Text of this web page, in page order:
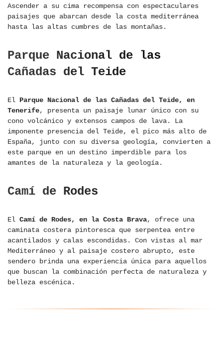
Ascender a su cima recompensa con espectaculares
paisajes que abarcan desde la costa mediterránea
hasta las altas cumbres de las montañas.
Parque Nacional de las
Cañadas del Teide
El Parque Nacional de las Cañadas del Teide, en
Tenerife, presenta un paisaje lunar único con su
cono volcánico y extensos campos de lava. La
imponente presencia del Teide, el pico más alto de
España, junto con su diversa geología, convierten a
este parque en un destino imperdible para los
amantes de la naturaleza y la geología.
Camí de Rodes
El Camí de Rodes, en la Costa Brava, ofrece una
caminata costera pintoresca que serpentea entre
acantilados y calas escondidas. Con vistas al mar
Mediterráneo y al paisaje costero abrupto, este
sendero brinda una experiencia única para aquellos
que buscan la combinación perfecta de naturaleza y
belleza escénica.